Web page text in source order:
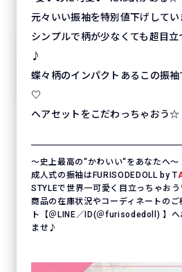
元々いい振袖を特別値下げしてい
シンプルで柄が少なくても超目
♪
蝶々柄のインパクトあるこの振
♡
ヘアセットをこだわっちゃおう☆
〜史上最高の“かわいい“をあなたへ〜
成人式の振袖はFURISODEDOLL by T
STYLEで世界一可愛く目立っちゃお
商品の在庫状況やコーディネートの
ト【＠LINE／ID(＠furisodedoll) 】
ませ♪